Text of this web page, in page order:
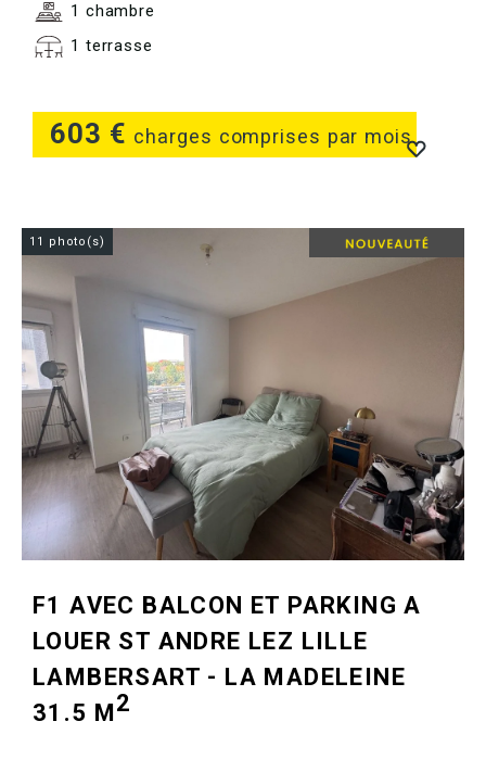
603 € charges comprises par mois
1 chambre
1 terrasse
11 photo(s)
F1 AVEC BALCON ET PARKING A
LOUER ST ANDRE LEZ LILLE
LAMBERSART - LA MADELEINE
31.5 M2